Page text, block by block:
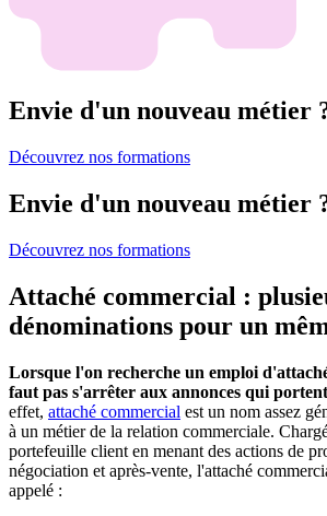
Envie d'un nouveau métier
Découvrez nos formations
Envie d'un nouveau métier
Découvrez nos formations
Attaché commercial :
dénominations pour un
Lorsque l'on recherche un emploi
faut pas s'arrêter aux annonces qui
effet, attaché commercial est un nom assez
à un métier de la relation commerciale.
portefeuille client en menant des actions de
négociation et après-vente, l'attaché
appelé :